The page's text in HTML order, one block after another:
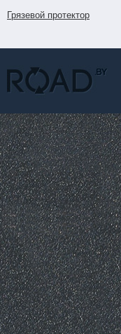
Грязевой протектор